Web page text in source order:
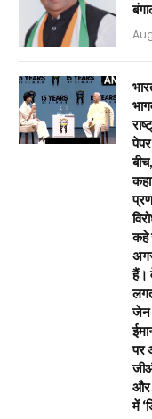
कहे
हैं।
जेन
पर
और
में